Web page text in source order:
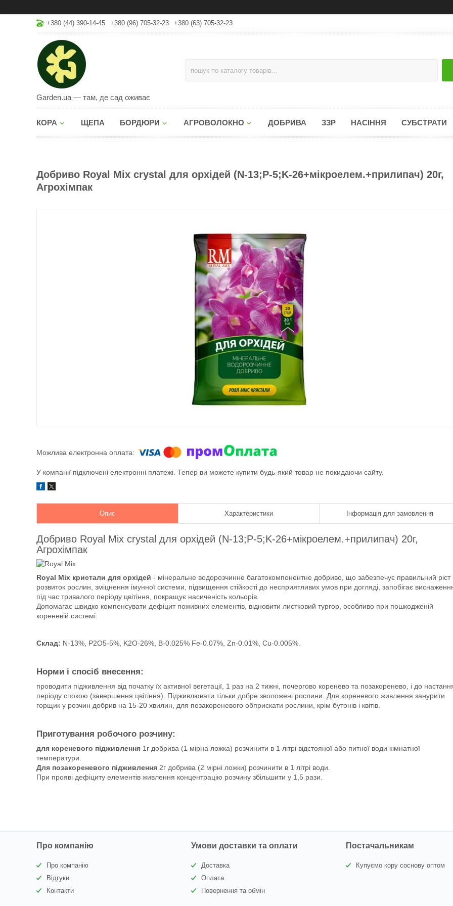
+380 (44) 390-14-45 +380 (96) 705-32-23 +380 (63) 705-32-23
Garden.ua — там, де сад оживає
КОРА ЩЕПА БОРДЮРИ АГРОВОЛОКНО ДОБРИВА ЗЗР НАСІННЯ СУБСТРАТИ
Добриво Royal Mix crystal для орхідей (N-13;P-5;K-26+мікроелем.+прилипач) 20г,
Агрохімпак
У компанії підключені електронні платежі. Тепер ви можете купити будь-який товар не покидаючи сайту.
Опис Характеристики Інформація для замовлення
Добриво Royal Mix crystal для орхідей (N-13;P-5;K-26+мікроелем.+прилипач) 20г,
Агрохімпак
Royal Mix кристали для орхідей - мінеральне водорозчинне багатокомпонентне добриво, що забезпечує правильний ріст
розвиток рослин, зміцнення імунної системи, підвищення стійкості до несприятливих умов при догляді, запобігає
під час тривалого періоду цвітіння, покращує насиченість кольорів.
Допомагає швидко компенсувати дефіцит поживних елементів, відновити листковий тургор, особливо при пошкодженій
кореневій системі.
Склад: N-13%, P2O5-5%, K2O-26%, B-0.025% Fe-0.07%, Zn-0.01%, Cu-0.005%.
Норми і спосіб внесення:
проводити підживлення від початку їх активної вегетації, 1 раз на 2 тижні, почергово коренево та позакоренево, і до
періоду спокою (завершення цвітіння). Підживлювати тільки добре зволожені рослини. Для кореневого живлення занурити
горщик у розчин добрив на 15-20 хвилин, для позакореневого обприскати рослини, крім бутонів і квітів.
Приготування робочого розчину:
для кореневого підживлення 1г добрива (1 мірна ложка) розчинити в 1 літрі відстояної або питної води кімнатної
температури.
Для позакореневого підживлення 2г добрива (2 мірні ложки) розчинити в 1 літрі води.
При прояві дефіциту елементів живлення концентрацію розчину збільшити у 1,5 рази.
Про компанію
Про компанію
Відгуки
Контакти
Умови доставки та оплати
Доставка
Оплата
Повернення та обмін
Постачальникам
Купуємо кору соснову оптом